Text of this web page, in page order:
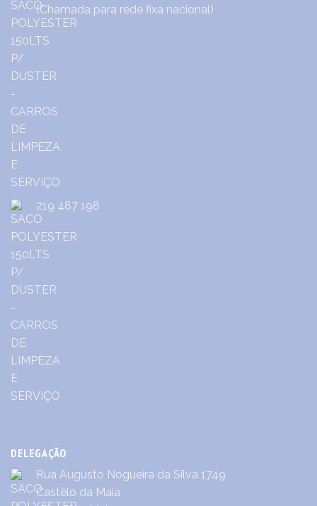
(Chamada para rede fixa nacional)
219 487 198
DELEGAÇÃO
Rua Augusto Nogueira da Silva 1749
Castêlo da Maia